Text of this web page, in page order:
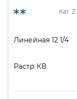
Кат. Z
Линейная 12 1/4
Растр КВ